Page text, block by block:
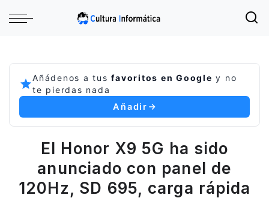
Añádenos a tusfavoritos en Google y no
te pierdas nada
Añadir
El Honor X9 5G ha sido
anunciado con panel de
120Hz, SD 695, carga rápida